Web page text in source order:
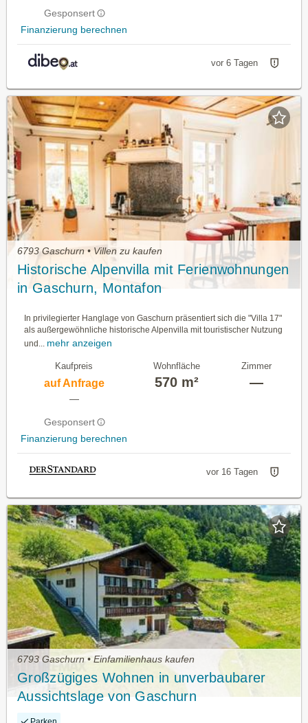
Gesponsert
Finanzierung berechnen
vor 6 Tagen
6793 Gaschurn • Villen zu kaufen
Historische Alpenvilla mit Ferienwohnungen
in Gaschurn, Montafon
In privilegierter Hanglage von Gaschurn präsentiert sich die "Villa 17"
als außergewöhnliche historische Alpenvilla mit touristischer Nutzung
und...
mehr anzeigen
Kaufpreis
auf Anfrage
—
Gesponsert
Finanzierung berechnen
Wohnfläche
570 m²
Zimmer
—
vor 16 Tagen
6793 Gaschurn • Einfamilienhaus kaufen
Großzügiges Wohnen in unverbaubarer
Aussichtslage von Gaschurn